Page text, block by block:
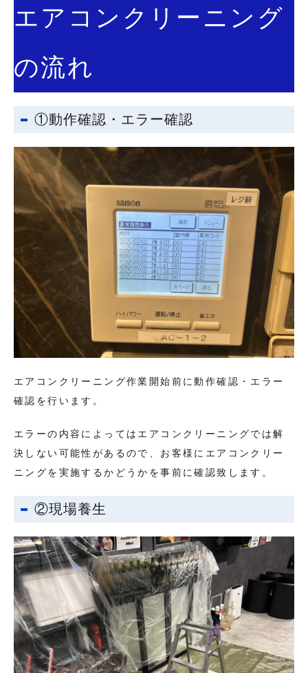
エアコンクリーニング
の流れ
①動作確認・エラー確認
エアコンクリーニング作業開始前に動作確認・エラー
確認を行います。
エラーの内容によってはエアコンクリーニングでは解
決しない可能性があるので、お客様にエアコンクリー
ニングを実施するかどうかを事前に確認致します。
②現場養生